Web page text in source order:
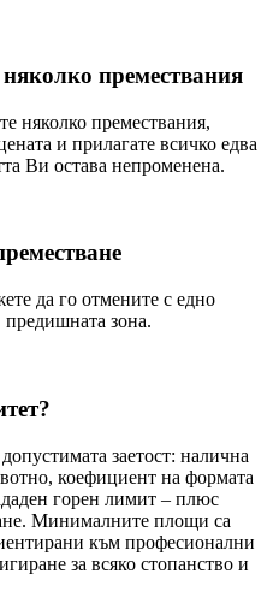
премествания
няколко премествания,
и прилагате всичко едва
Ви остава непроменена.
да го отмените с едно
предишната зона.
заетост: налична
коефициент на формата
горен лимит – плюс
Минималните площи са
към професионални
за всяко стопанство и